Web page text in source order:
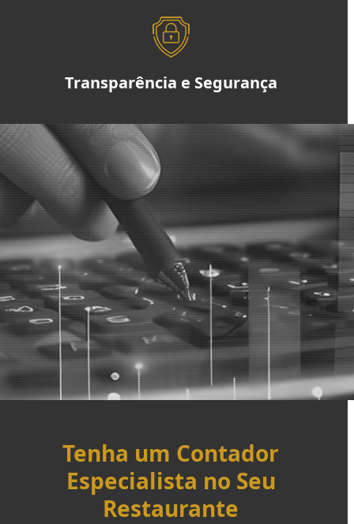
Transparência e Segurança
Tenha um Contador
Especialista no Seu
Restaurante